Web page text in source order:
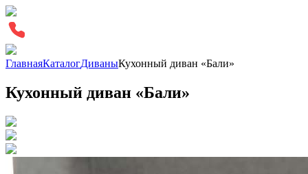
ГлавнаяКаталогДиваныКухонный диван «Бали»
Кухонный диван «Бали»